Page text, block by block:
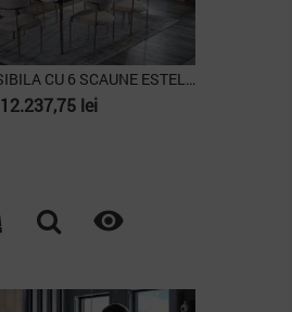
MASA EXTENSIBILA CU 6 SCAUNE ESTELLA
Pret
12.237,75 lei
